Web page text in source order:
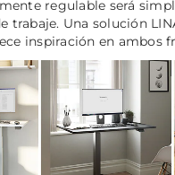
regulable será
trabaje. Una solución
inspiración en ambos